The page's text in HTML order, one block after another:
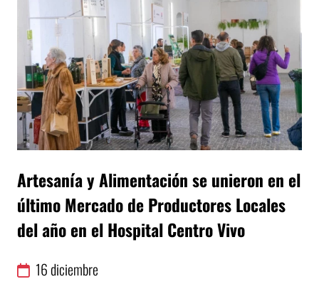
Artesanía y Alimentación se unieron en el
último Mercado de Productores Locales
del año en el Hospital Centro Vivo
16diciembre